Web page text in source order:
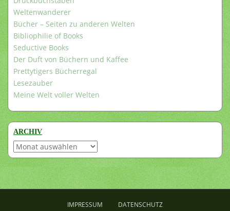
Weltenwanderer
Bücher – Seiten zu anderen Welten
Bibliophilie of Books
Seductive Books
Der Duft von Büchern und Kaffee
Prettytigers Bücherregal
Lesezauber
Meine Welt voller Welten
ARCHIV
Archiv
IMPRESSUM DATENSCHUTZ